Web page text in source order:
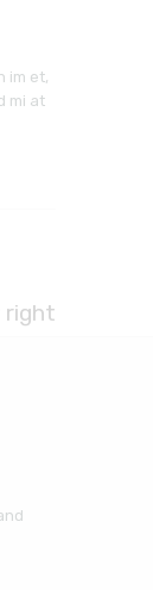
im et,
mi at
right